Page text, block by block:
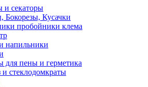
и секаторы
Бокорезы, Кусачки
пробойники клема
напильники
для пены и герметика
и стеклодомкраты